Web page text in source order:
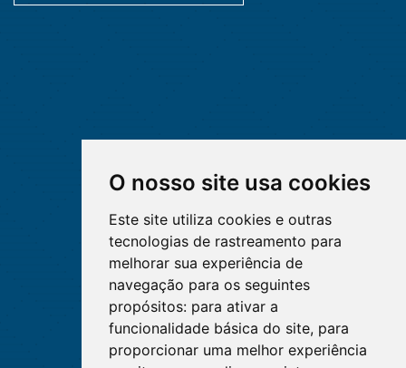
O nosso site usa cookies
Este site utiliza cookies e outras
tecnologias de rastreamento para
melhorar sua experiência de
navegação para os seguintes
propósitos: para ativar a
funcionalidade básica do site, para
proporcionar uma melhor experiência